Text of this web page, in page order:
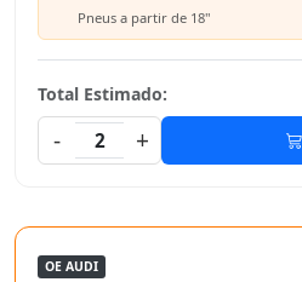
Pneus a partir de 18"
Total Estimado:
-
2 +
OE AUDI